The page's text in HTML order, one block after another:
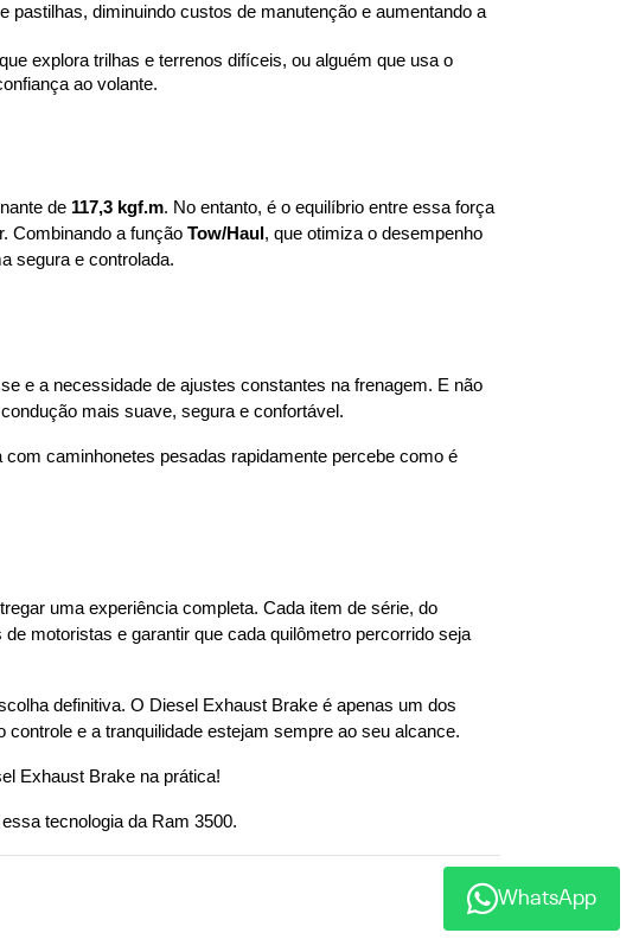
diminuindo custos de manutenção e aumentando a
explora trilhas e terrenos difíceis, ou alguém que usa o
ao volante.
de 117,3 kgf.m. No entanto, é o equilíbrio entre essa força
Combinando a função Tow/Haul , que otimiza o desempenho
segura e controlada.
e a necessidade de ajustes constantes na frenagem. E não
mais suave, segura e confortável.
caminhonetes pesadas rapidamente percebe como é
motoristas e garantir que cada quilômetro percorrido seja
definitiva. O Diesel Exhaust Brake é apenas um dos
e a tranquilidade estejam sempre ao seu alcance.
Exhaust Brake na prática!
tecnologia da Ram 3500.
WhatsApp